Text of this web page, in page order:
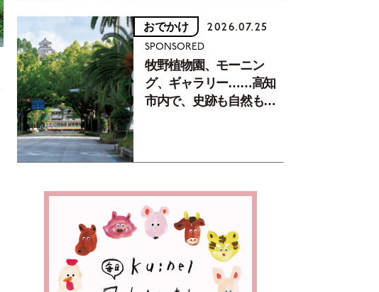
おでかけ 2026.07.25
SPONSORED
牧野植物園、モーニン
グ、ギャラリー……高知
市内で、史跡も自然もグ